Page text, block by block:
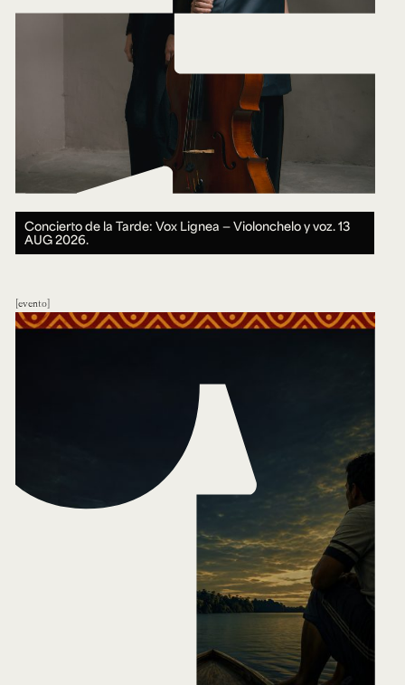
Concierto de la Tarde: Vox Lignea — Violonchelo y voz.13
AUG 2026.
evento